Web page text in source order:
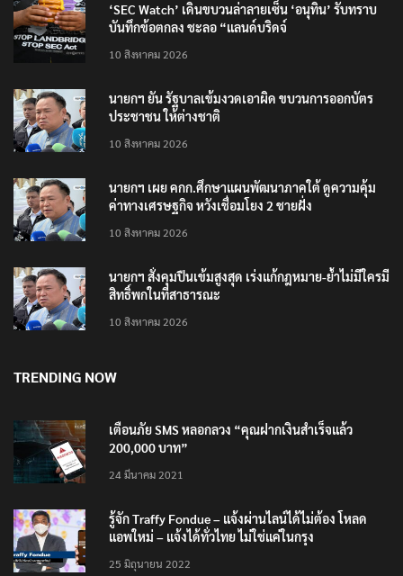
‘SEC Watch’ เดินขบวนล่าลายเซ็น ‘อนุทิน’ รับทราบ
บันทึกข้อตกลง ชะลอ “แลนด์บริดจ์
10 สิงหาคม 2026
นายกฯ ยัน รัฐบาลเข้มงวดเอาผิด ขบวนการออกบัตร
ประชาชน ให้ต่างชาติ
10 สิงหาคม 2026
นายกฯ เผย คกก.ศึกษาแผนพัฒนาภาคใต้ ดูความคุ้ม
ค่าทางเศรษฐกิจ หวังเชื่อมโยง 2 ชายฝั่ง
10 สิงหาคม 2026
นายกฯ สั่งคุมปืนเข้มสูงสุด เร่งแก้กฎหมาย-ย้ำไม่มีใครมี
สิทธิ์พกในที่สาธารณะ
10 สิงหาคม 2026
TRENDING NOW
เตือนภัย SMS หลอกลวง “คุณฝากเงินสำเร็จแล้ว
200,000 บาท”
24 มีนาคม 2021
รู้จัก Traffy Fondue – แจ้งผ่านไลน์ได้ไม่ต้อง โหลด
แอพใหม่ – แจ้งได้ทั่วไทย ไม่ใช่แค่ในกรุง
25 มิถุนายน 2022